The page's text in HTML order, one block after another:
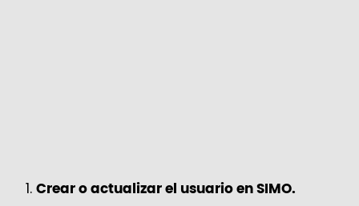
Crear o actualizar el usuario en SIMO.